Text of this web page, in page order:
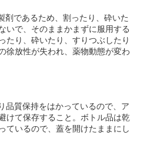
であるため、割ったり、砕いた
いで、そのままかまずに服用する
たり、砕いたり、すりつぶしたり
徐放性が失われ、薬物動態が変わ
品質保持をはかっているので、ア
けて保存すること。ボトル品は乾
ているので、蓋を開けたままにし